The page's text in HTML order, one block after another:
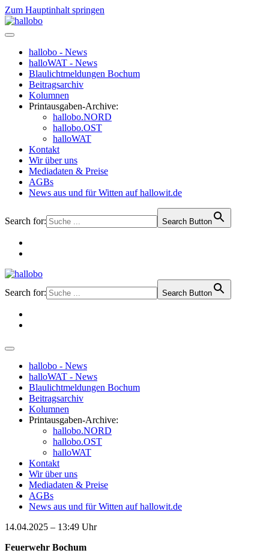
Zum Hauptinhalt springen
hallobo - News
halloWAT - News
Blaulichtmeldungen Bochum
Beitragsarchiv
Kolumnen
Printausgaben-Archive:
hallobo.NORD
hallobo.OST
halloWAT
Kontakt
Wir über uns
Mediadaten & Preise
AGBs
News aus und für Witten auf hallowit.de
Search for: Search Button
Search for: Search Button
hallobo - News
halloWAT - News
Blaulichtmeldungen Bochum
Beitragsarchiv
Kolumnen
Printausgaben-Archive:
hallobo.NORD
hallobo.OST
halloWAT
Kontakt
Wir über uns
Mediadaten & Preise
AGBs
News aus und für Witten auf hallowit.de
14.04.2025 – 13:49 Uhr
Feuerwehr Bochum